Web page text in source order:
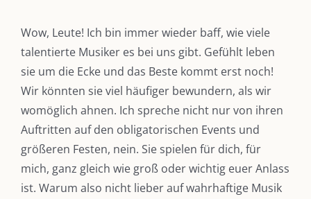
Wow, Leute! Ich bin immer wieder baff, wie viele
talentierte Musiker es bei uns gibt. Gefühlt leben
sie um die Ecke und das Beste kommt erst noch!
Wir könnten sie viel häufiger bewundern, als wir
womöglich ahnen. Ich spreche nicht nur von ihren
Auftritten auf den obligatorischen Events und
größeren Festen, nein. Sie spielen für dich, für
mich, ganz gleich wie groß oder wichtig euer Anlass
ist. Warum also nicht lieber auf wahrhaftige Musik